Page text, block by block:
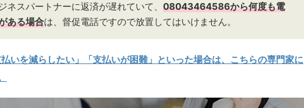
ネスパートナーに返済が遅れていて、 08043464586から何度も電
ある場合は、督促電話ですので放置してはいけません。
払いを減らしたい」「支払いが困難」といった場合は、こちらの専門家に